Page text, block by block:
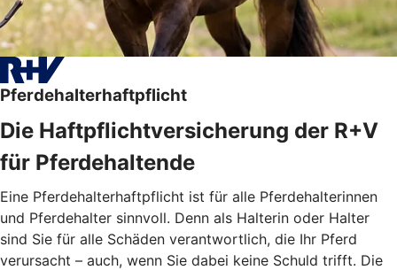
Pferdehalterhaftpflicht
Die Haftpflichtversicherung der R+V
für Pferdehaltende
Eine Pferdehalterhaftpflicht ist für alle Pferdehalterinnen
und Pferdehalter sinnvoll. Denn als Halterin oder Halter
sind Sie für alle Schäden verantwortlich, die Ihr Pferd
verursacht – auch, wenn Sie dabei keine Schuld trifft. Die